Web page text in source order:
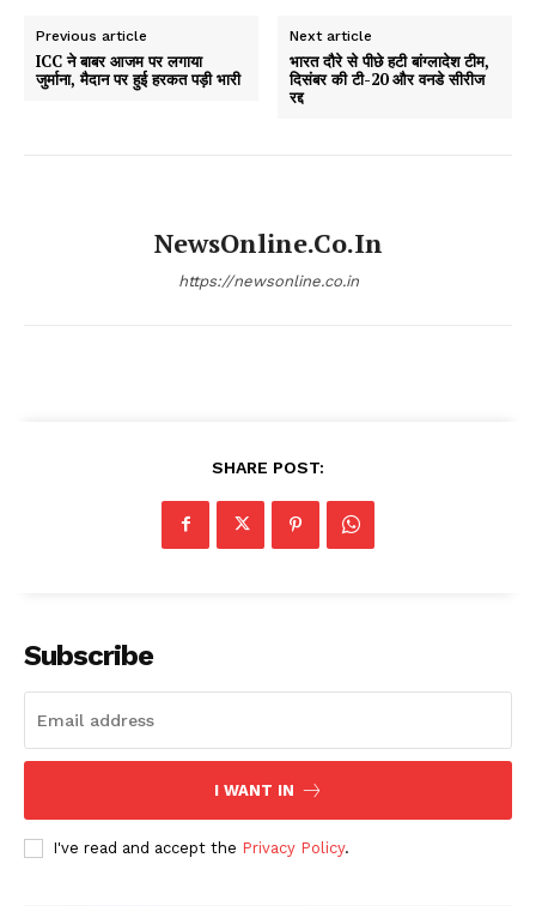
Previous article
ICC ने बाबर आजम पर लगाया
जुर्माना, मैदान पर हुई हरकत पड़ी भारी
Next article
भारत दौरे से पीछे हटी बांग्लादेश टीम,
दिसंबर की टी-20 और वनडे सीरीज
रद्द
NewsOnline.co.in
https://newsonline.co.in
SHARE POST:
Subscribe
I WANT IN
I've read and accept the Privacy Policy.